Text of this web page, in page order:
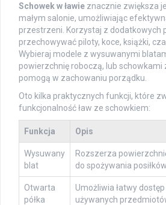
Schowek w ławie znacznie zwiększa
małym salonie, umożliwiając
przestrzeni. Korzystaj z dodatkowych
przechowywać piloty, koce, książki,
Wybieraj modele z wysuwanymi
powierzchnię roboczą, lub schowkami
pomogą w zachowaniu porządku.
Oto kilka praktycznych funkcji, które
funkcjonalność ław ze schowkiem:
Funkcja Opis
Wysuwany
blat
Rozszerza
do spożywania
Otwarta
półka
Umożliwia łatwy
używanych